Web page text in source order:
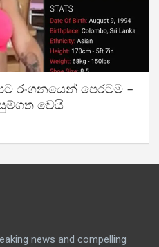
රංගනයෙන් පෙරටම –
වෙයි
news and compelling